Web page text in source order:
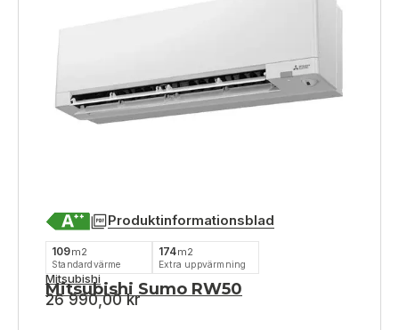
Produktinformationsblad
109m2
Standardvärme
174m2
Extra uppvärmning
Mitsubishi
Mitsubishi Sumo RW50
26 990,00kr